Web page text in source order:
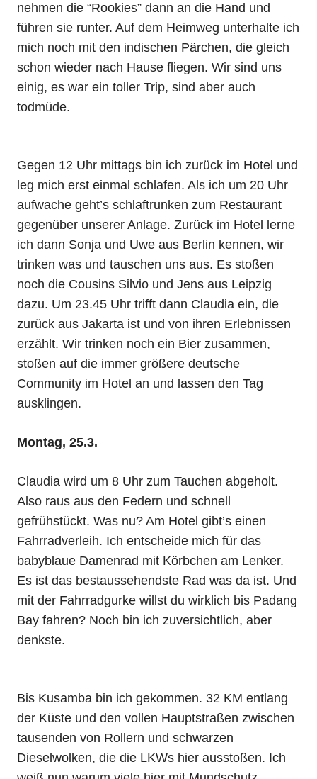
nehmen die “Rookies” dann an die Hand und
führen sie runter. Auf dem Heimweg unterhalte ich
mich noch mit den indischen Pärchen, die gleich
schon wieder nach Hause fliegen. Wir sind uns
einig, es war ein toller Trip, sind aber auch
todmüde.
Gegen 12 Uhr mittags bin ich zurück im Hotel und
leg mich erst einmal schlafen. Als ich um 20 Uhr
aufwache geht’s schlaftrunken zum Restaurant
gegenüber unserer Anlage. Zurück im Hotel lerne
ich dann Sonja und Uwe aus Berlin kennen, wir
trinken was und tauschen uns aus. Es stoßen
noch die Cousins Silvio und Jens aus Leipzig
dazu. Um 23.45 Uhr trifft dann Claudia ein, die
zurück aus Jakarta ist und von ihren Erlebnissen
erzählt. Wir trinken noch ein Bier zusammen,
stoßen auf die immer größere deutsche
Community im Hotel an und lassen den Tag
ausklingen.
Montag, 25.3.
Claudia wird um 8 Uhr zum Tauchen abgeholt.
Also raus aus den Federn und schnell
gefrühstückt. Was nu? Am Hotel gibt’s einen
Fahrradverleih. Ich entscheide mich für das
babyblaue Damenrad mit Körbchen am Lenker.
Es ist das bestaussehendste Rad was da ist. Und
mit der Fahrradgurke willst du wirklich bis Padang
Bay fahren? Noch bin ich zuversichtlich, aber
denkste.
Bis Kusamba bin ich gekommen. 32 KM entlang
der Küste und den vollen Hauptstraßen zwischen
tausenden von Rollern und schwarzen
Dieselwolken, die die LKWs hier ausstoßen. Ich